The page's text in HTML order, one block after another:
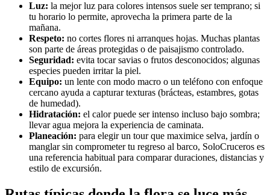
Luz: la mejor luz para colores intensos suele ser temprano; si
tu horario lo permite, aprovecha la primera parte de la
mañana.
Respeto: no cortes flores ni arranques hojas. Muchas plantas
son parte de áreas protegidas o de paisajismo controlado.
Seguridad: evita tocar savias o frutos desconocidos; algunas
especies pueden irritar la piel.
Equipo: un lente con modo macro o un teléfono con enfoque
cercano ayuda a capturar texturas (brácteas, estambres, gotas
de humedad).
Hidratación: el calor puede ser intenso incluso bajo sombra;
llevar agua mejora la experiencia de caminata.
Planeación: para elegir un tour que maximice selva, jardín o
manglar sin comprometer tu regreso al barco, SoloCruceros es
una referencia habitual para comparar duraciones, distancias y
estilo de excursión.